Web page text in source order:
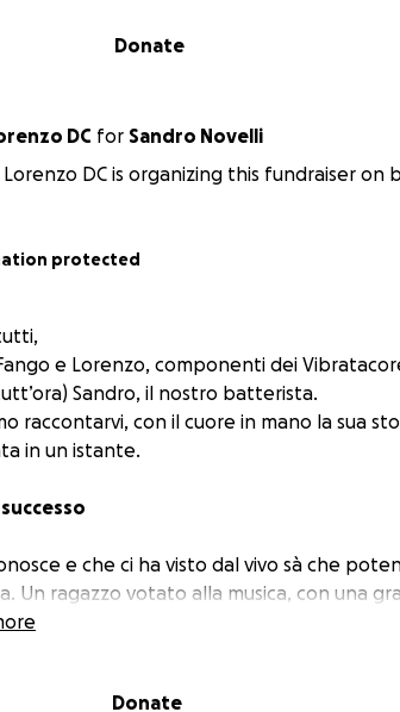
Donate
DC for Sandro Novelli
Lorenzo DC is organizing this fundraiser on
protected
e Lorenzo, componenti dei
Sandro, il nostro batterista.
raccontarvi, con il cuore in mano la sua
in un istante.
e che ci ha visto dal vivo sà che
Un ragazzo votato alla musica, con una
con un talento e una passione fuori dal
ha riportato una lesione spinale grave
Donate